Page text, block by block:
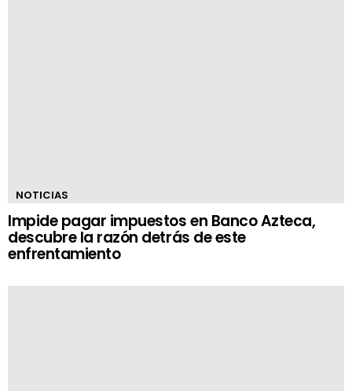
NOTICIAS
Impide pagar impuestos en Banco Azteca,
descubre la razón detrás de este
enfrentamiento